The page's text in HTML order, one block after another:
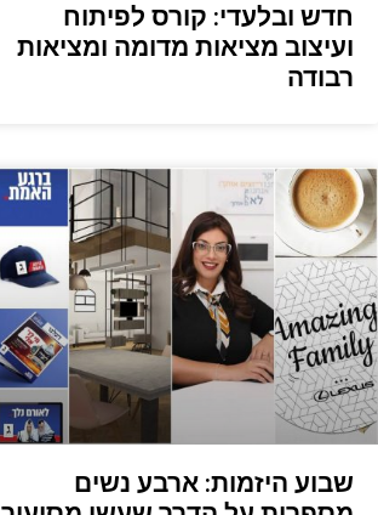
חדש ובלעדי: קורס לפיתוח
ועיצוב מציאות מדומה ומציאות
רבודה
שבוע היזמות: ארבע נשים